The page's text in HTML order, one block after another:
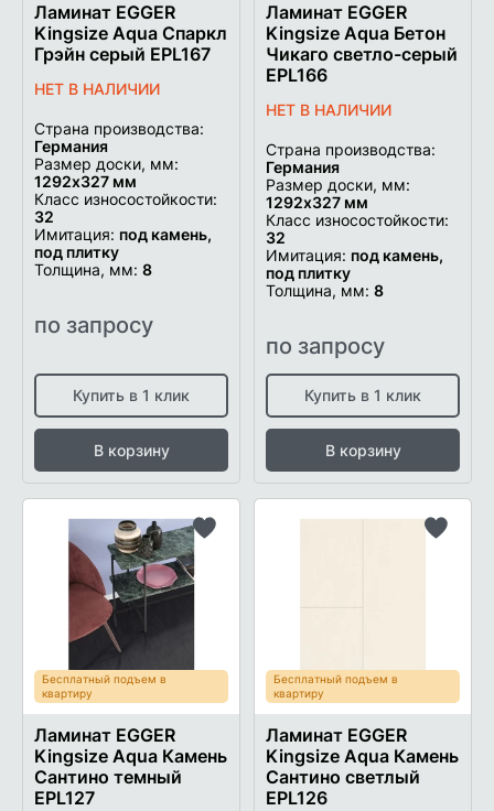
Ламинат EGGER
Kingsize Aqua Спаркл
Грэйн серый EPL167
НЕТ В НАЛИЧИИ
Страна производства:
Германия
Размер доски, мм:
1292х327 мм
Класс износостойкости:
32
Имитация: под камень,
под плитку
Толщина, мм:8
по запросу
Купить в 1 клик
В корзину
Ламинат EGGER
Kingsize Aqua Бетон
Чикаго светло-серый
EPL166
НЕТ В НАЛИЧИИ
Страна производства:
Германия
Размер доски, мм:
1292х327 мм
Класс износостойкости:
32
Имитация: под камень,
под плитку
Толщина, мм:8
по запросу
Купить в 1 клик
В корзину
Бесплатный подъем в
квартиру
Ламинат EGGER
Kingsize Aqua Камень
Сантино темный
EPL127
Бесплатный подъем в
квартиру
Ламинат EGGER
Kingsize Aqua Камень
Сантино светлый
EPL126